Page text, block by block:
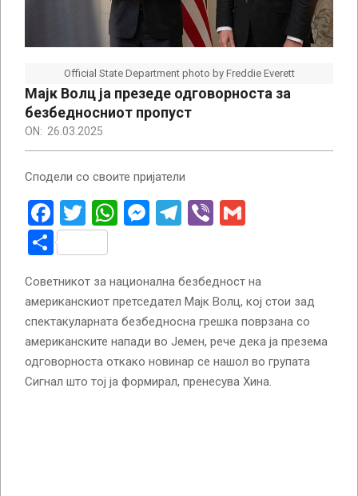
Official State Department photo by Freddie Everett
Мајк Волц ја презеде одговорноста за
безбедносниот пропуст
ON: 26.03.2025
Сподели со своите пријатели
Facebook
Twitter
WhatsApp
Messenger
Telegram
Viber
Share
Советникот за национална безбедност на
американскиот претседател Мајк Волц, кој стои зад
спектакуларната безбедносна грешка поврзана со
американските напади во Јемен, рече дека ја презема
одговорноста откако новинар се нашол во групата
Сигнал што тој ја формирал, пренесува Хина.